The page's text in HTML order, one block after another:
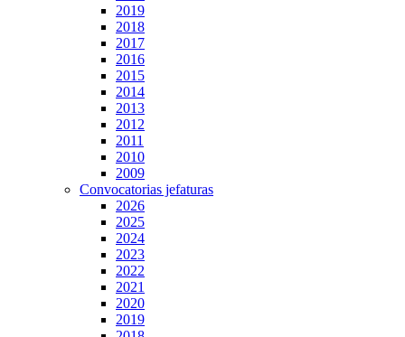
2019
2018
2017
2016
2015
2014
2013
2012
2011
2010
2009
Convocatorias jefaturas
2026
2025
2024
2023
2022
2021
2020
2019